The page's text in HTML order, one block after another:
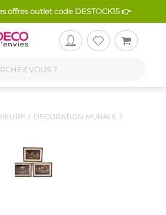
offres outlet code DESTOCK15 👉
DÉCORATION MURALE